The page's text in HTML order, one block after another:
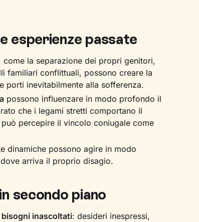
esperienze passate
la separazione dei propri genitori,
familiari conflittuali, possono creare la
porti inevitabilmente alla sofferenza.
possono influenzare in modo profondo il
che i legami stretti comportano il
percepire il vincolo coniugale come
dinamiche possono agire in modo
arriva il proprio disagio.
secondo piano
bisogni inascoltati: desideri inespressi,